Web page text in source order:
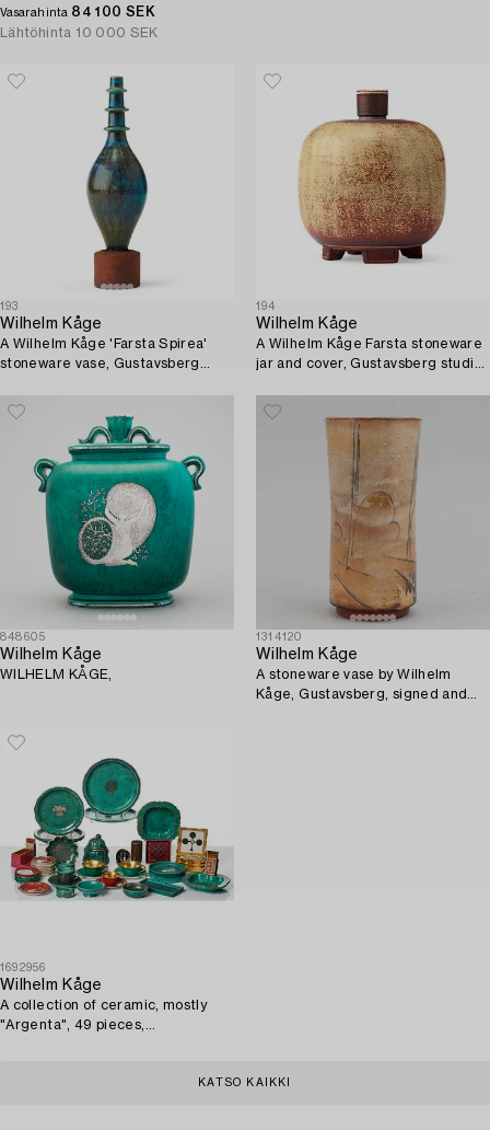
Sweden 1950s.
Vasarahinta 84 100 SEK
Lähtöhinta 10 000 SEK
193
Wilhelm Kåge
A Wilhelm Kåge 'Farsta Spirea'
stoneware vase, Gustavsberg
194
Wilhelm Kåge
A Wilhelm Kåge Farsta stoneware
jar and cover, Gustavsberg studio,
848605
Wilhelm Kåge
WILHELM KÅGE,
1314120
Wilhelm Kåge
A stoneware vase by Wilhelm
Kåge, Gustavsberg, signed and
1692956
Wilhelm Kåge
A collection of ceramic, mostly
"Argenta", 49 pieces,
KATSO KAIKKI